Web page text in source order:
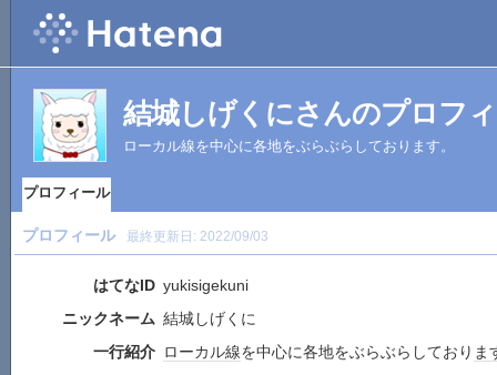
結城しげくにさんのプロフ
ローカル線を中心に各地をぶらぶらしております。
プロフィール
プロフィール 最終更新日: 2022/09/03
はてなID yukisigekuni
ニックネーム 結城しげくに
一行紹介 ローカル線を中心に各地をぶらぶらしており ま